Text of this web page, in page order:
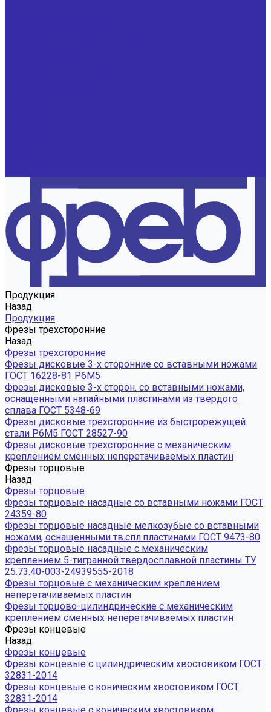
Продукция
Назад
Продукция
Фрезы трехсторонние
Назад
Фрезы трехсторонние
Фрезы дисковые 3-х сторонние со вставными ножами
ГОСТ 16228-81 Р6М5
Фрезы дисковые 3-х сторон. со вставными ножами,
оснащенными напайными пластинами из твердого
сплава ГОСТ 5348-69
Фрезы дисковые трехсторонние из быстрорежущей
стали Р6М5 ГОСТ 28527-90
Фрезы дисковые трехсторонние с механическим
креплением сменных неперетачиваемых пластин
Фрезы торцовые
Назад
Фрезы торцовые
Фрезы торцовые насадные со вставными ножами ГОСТ
24359-80
Фрезы торцовые насадные мелкозубые со вставными
ножами, оснащенными тв.спл.пластинами ГОСТ 9473-80
Фрезы торцовые насадные с механическим
креплением 5-тигранной твердосплавной пластины ТУ
25.73.40-003-24939555-2018
Фрезы торцовые с механическим креплением
неперетачиваемых пластин
Фрезы торцово-цилиндрические с механическим
креплением сменных неперетачиваемых пластин
Фрезы концевые
Назад
Фрезы концевые
Фрезы концевые с цилиндрическим хвостовиком ГОСТ
32831-2014
Фрезы концевые с коническим хвостовиком ГОСТ
32831-2014